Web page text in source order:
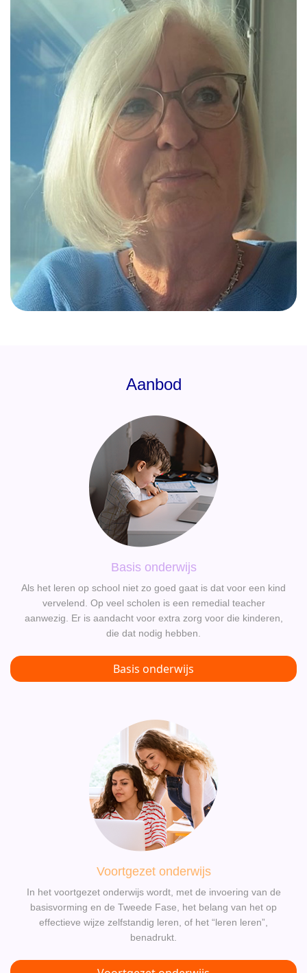
Aanbod
Basis onderwijs
Als het leren op school niet zo goed gaat is dat voor een kind
vervelend. Op veel scholen is een remedial teacher
aanwezig. Er is aandacht voor extra zorg voor die kinderen,
die dat nodig hebben.
Basis onderwijs
Voortgezet onderwijs
In het voortgezet onderwijs wordt, met de invoering van de
basisvorming en de Tweede Fase, het belang van het op
effectieve wijze zelfstandig leren, of het “leren leren”,
benadrukt.